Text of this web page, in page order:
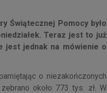
Świątecznej Pomocy było
Teraz jest to już
jest jednak na mówienie o
o niezakończonych
około 773 tys. zł. W